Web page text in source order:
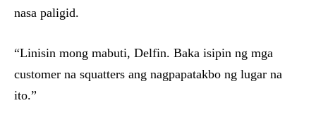
nasa paligid.
“Linisin mong mabuti, Delfin. Baka isipin ng mga
customer na squatters ang nagpapatakbo ng lugar na
ito.”